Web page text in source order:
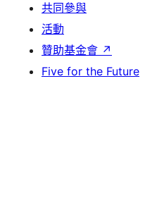
共同參與
活動
贊助基金會 ↗
Five for the Future